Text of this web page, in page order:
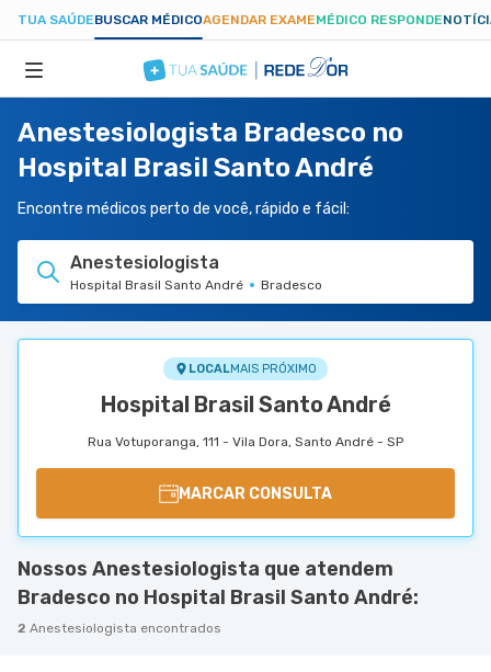
TUA SAÚDEBUSCAR MÉDICOAGENDAR EXAMEMÉDICO RESPONDE
ESPECIALIDADES
HOSPITAIS
TUASAUDE.COM
Anestesiologista Bradesco no
Hospital Brasil Santo André
Encontre médicos perto de você, rápido e fácil:
Anestesiologista
Hospital Brasil Santo André Bradesco
LOCALMAIS PRÓXIMO
Hospital Brasil Santo André
Rua Votuporanga, 111 - Vila Dora, Santo André - SP
MARCAR CONSULTA
Nossos Anestesiologista que atendem
Bradesco no Hospital Brasil Santo André:
2 Anestesiologista encontrados